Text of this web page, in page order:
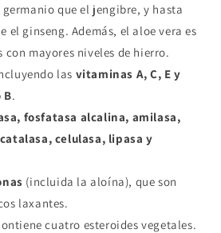
que el jengibre, y hasta
el ginseng. Además, el aloe vera es
con mayores niveles de hierro.
las vitaminas A, C, E y
B.
fosfatasa alcalina, amilasa,
celulasa, lipasa y
(incluida la aloína), que son
laxantes.
cuatro esteroides vegetales.